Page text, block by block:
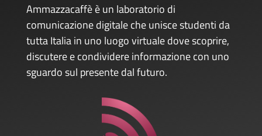
Ammazzacaffè è un laboratorio di
comunicazione digitale che unisce studenti da
tutta Italia in uno luogo virtuale dove scoprire,
discutere e condividere informazione con uno
sguardo sul presente dal futuro.